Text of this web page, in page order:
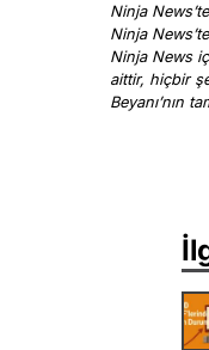
Ninja
Ninja
Ninja News
aittir, hiçbir
Beyanı’nın